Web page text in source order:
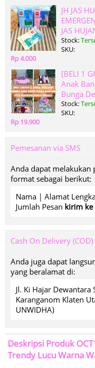
JH JAS
JAS
Stock:
SKU:
Rp 4.000
[BELI 1
Anak
Bunga
Stock:
SKU:
Rp 19.900
Pemesanan via SMS
Anda dapat melakukan
format sebagai berikut:
Nama | Alamat
Jumlah Pesan kirim
Cash On Delivery
Anda juga dapat
yang beralamat di:
Jl. Ki Hajar Dewantara
Karanganom Klaten
UNWIDHA)
Deskripsi Produk
Trendy Lucu Warna